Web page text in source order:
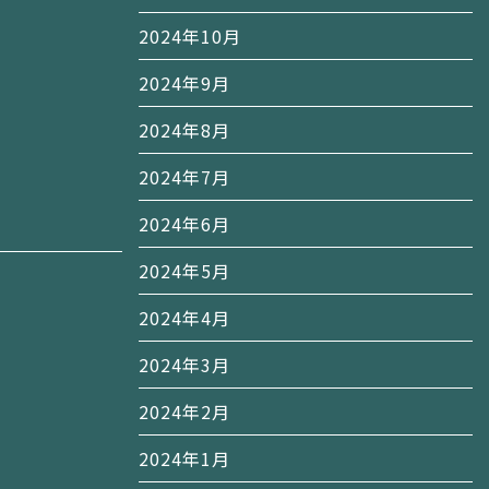
2024年10月
2024年9月
2024年8月
2024年7月
2024年6月
2024年5月
2024年4月
2024年3月
2024年2月
2024年1月